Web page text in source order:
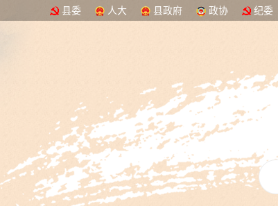
县委 人大 县政府 政协 纪委